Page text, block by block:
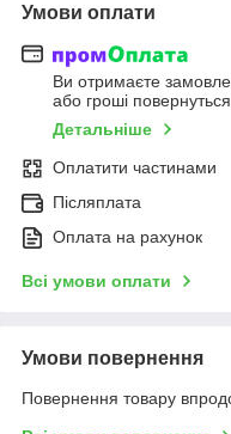
Умови оплати
Ви отримаєте
або гроші
Детальніше
Оплатити частинами
Післяплата
Оплата на рахунок
Всі умови оплати
Умови повернення
Повернення товару